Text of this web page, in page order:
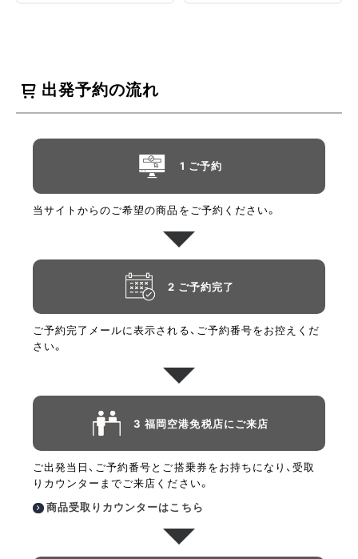
出発予約の流れ
1 ご予約
当サイトからのご希望の商品をご予約ください。
2 ご予約完了
ご予約完了メールに表示される、ご予約番号をお控えくだ
さい。
3 福岡空港免税店にご来店
ご出発当日、ご予約番号とご搭乗券をお持ちになり、受取
りカウンターまでご来店ください。
商品受取りカウンターはこちら